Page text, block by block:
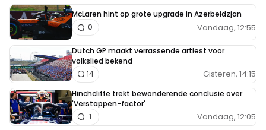
McLaren hint op grote upgrade in Azerbeidzjan
Vandaag, 12:55
0
Dutch GP maakt verrassende artiest voor
volkslied bekend
Gisteren, 14:15
14
Hinchcliffe trekt bewonderende conclusie over
'Verstappen-factor'
Vandaag, 12:05
1